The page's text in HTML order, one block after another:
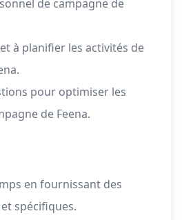
de campagne de
à planifier les activités de
pour optimiser les
de Feena.
en fournissant des
spécifiques.